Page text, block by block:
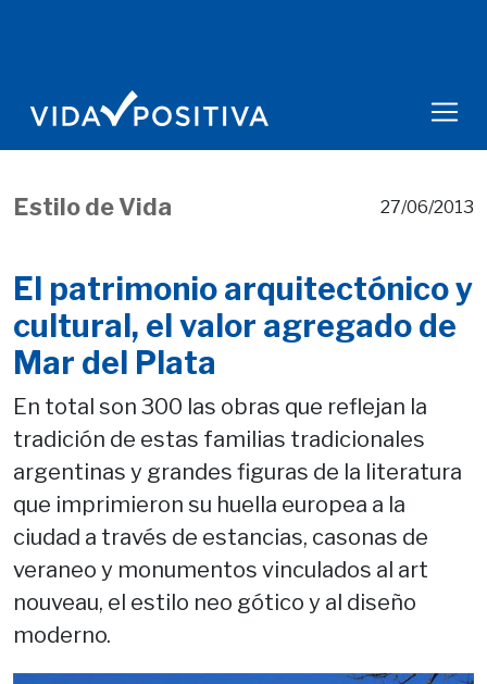
Estilo de Vida 27/06/2013
El patrimonio arquitectónico y
cultural, el valor agregado de
Mar del Plata
En total son 300 las obras que reflejan la
tradición de estas familias tradicionales
argentinas y grandes figuras de la literatura
que imprimieron su huella europea a la
ciudad a través de estancias, casonas de
veraneo y monumentos vinculados al art
nouveau, el estilo neo gótico y al diseño
moderno.